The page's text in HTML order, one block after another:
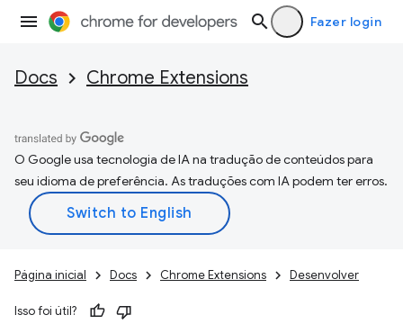
Fazer login
Docs Chrome Extensions
O Google usa tecnologia de IA na tradução de conteúdos para
seu idioma de preferência. As traduções com IA podem ter erros.
Página inicial Docs Chrome Extensions Desenvolver
Isso foi útil?